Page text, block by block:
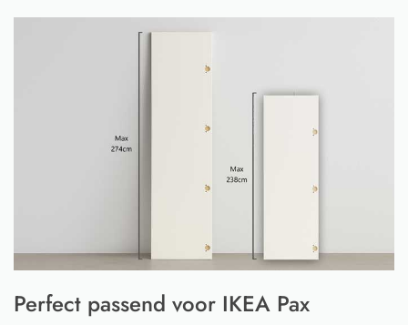
Perfect passend voor IKEA Pax